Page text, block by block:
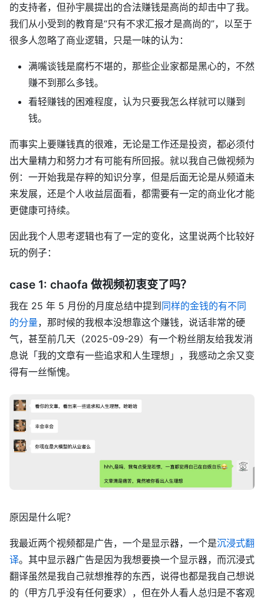
的支持者，但孙宇晨提出的合法赚钱是高尚的却击中了我。
我们从小受到的教育是“只有不求汇报才是高尚的”，以至于
很多人忽略了商业逻辑，只是一味的认为：
满嘴谈钱是腐朽不堪的，那些企业家都是黑心的，不然
赚不到那么多钱。
看轻赚钱的困难程度，认为只要我怎么样就可以赚到
钱。
而事实上要赚钱真的很难，无论是工作还是投资，都必须付
出大量精力和努力才有可能有所回报。就以我自己做视频为
例：一开始我是存粹的知识分享，但是后面无论是从频道未
来发展，还是个人收益层面看，都需要有一定的商业化才能
更健康可持续。
因此我个人思考逻辑也有了一定的变化，这里说两个比较好
玩的例子：
case 1: chaofa 做视频初衷变了吗？
我在 25 年 5 月份的月度总结中提到同样的金钱的有不同
的分量，那时候的我根本没想靠这个赚钱，说话非常的硬
气，甚至前几天（2025-09-29）有一个粉丝朋友给我发消
息说「我的文章有一些追求和人生理想」，我感动之余又变
得有一丝惭愧。
原因是什么呢？
我最近两个视频都是广告，一个是显示器，一个是沉浸式翻
译。其中显示器广告是因为我想要换一个显示器，而沉浸式
翻译虽然是我自己就想推荐的东西，说得也都是我自己想说
的（甲方几乎没有任何要求），但在外人看人总归是不客观